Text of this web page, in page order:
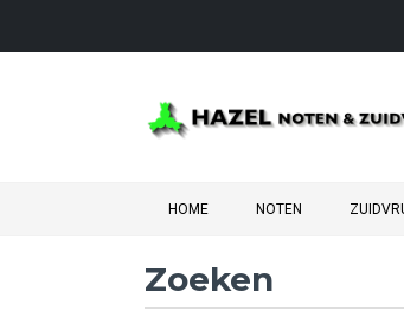
HOME NOTEN
Zoeken